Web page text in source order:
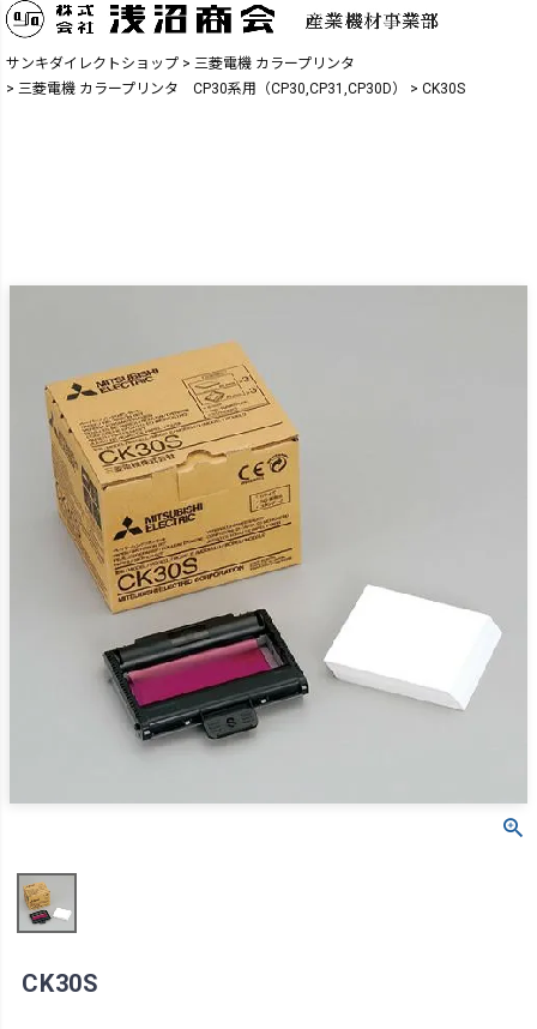
サンキダイレクトショップ
三菱電機 カラープリンタ
三菱電機 カラープリンタ CP30系用（CP30,CP31,CP30D）
CK30S
CK30S